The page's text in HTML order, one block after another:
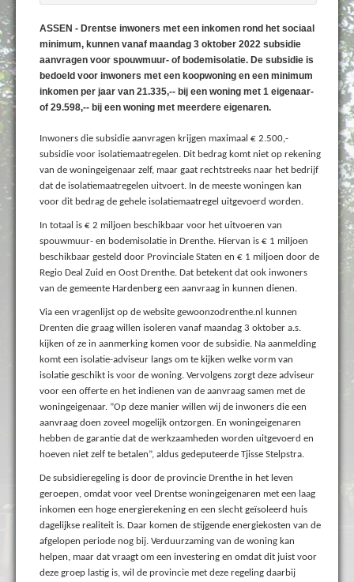
ASSEN - Drentse inwoners met een inkomen rond het sociaal
minimum, kunnen vanaf maandag 3 oktober 2022 subsidie
aanvragen voor spouwmuur- of bodemisolatie. De subsidie is
bedoeld voor inwoners met een koopwoning en een minimum
inkomen per jaar van 21.335,-- bij een woning met 1 eigenaar-
of 29.598,-- bij een woning met meerdere eigenaren.
Inwoners die subsidie aanvragen krijgen maximaal € 2.500,-
subsidie voor isolatiemaatregelen. Dit bedrag komt niet op rekening
van de woningeigenaar zelf, maar gaat rechtstreeks naar het bedrijf
dat de isolatiemaatregelen uitvoert. In de meeste woningen kan
voor dit bedrag de gehele isolatiemaatregel uitgevoerd worden.
In totaal is € 2 miljoen beschikbaar voor het uitvoeren van
spouwmuur- en bodemisolatie in Drenthe. Hiervan is € 1 miljoen
beschikbaar gesteld door Provinciale Staten en € 1 miljoen door de
Regio Deal Zuid en Oost Drenthe. Dat betekent dat ook inwoners
van de gemeente Hardenberg een aanvraag in kunnen dienen.
Via een vragenlijst op de website gewoonzodrenthe.nl kunnen
Drenten die graag willen isoleren vanaf maandag 3 oktober a.s.
kijken of ze in aanmerking komen voor de subsidie. Na aanmelding
komt een isolatie-adviseur langs om te kijken welke vorm van
isolatie geschikt is voor de woning. Vervolgens zorgt deze adviseur
voor een offerte en het indienen van de aanvraag samen met de
woningeigenaar. ”Op deze manier willen wij de inwoners die een
aanvraag doen zoveel mogelijk ontzorgen. En woningeigenaren
hebben de garantie dat de werkzaamheden worden uitgevoerd en
hoeven niet zelf te betalen”, aldus gedeputeerde Tjisse Stelpstra.
De subsidieregeling is door de provincie Drenthe in het leven
geroepen, omdat voor veel Drentse woningeigenaren met een laag
inkomen een hoge energierekening en een slecht geïsoleerd huis
dagelijkse realiteit is. Daar komen de stijgende energiekosten van de
afgelopen periode nog bij. Verduurzaming van de woning kan
helpen, maar dat vraagt om een investering en omdat dit juist voor
deze groep lastig is, wil de provincie met deze regeling daarbij